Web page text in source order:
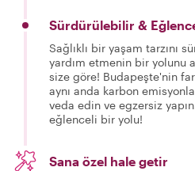
Sürdürülebilir &
Sağlıklı bir yaşam tarzını
yardım etmenin bir yolunu
size göre! Budapeşte'nin
aynı anda karbon
veda edin ve egzersiz
eğlenceli bir yolu!
Sana özel hale getir